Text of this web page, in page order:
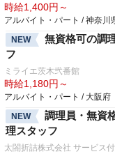
時給1,400円～
アルバイト・パート / 神奈川
NEW
無資格可の調
フ
ミライエ茨木弐番館
時給1,180円～
アルバイト・パート / 大阪府
NEW
調理員・無資
理スタッフ
太閤折詰株式会社 サービス